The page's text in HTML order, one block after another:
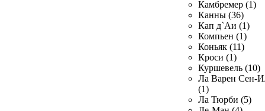
Камбремер (1)
Канны (36)
Кап д`Аи (1)
Компьен (1)
Коньяк (11)
Кроси (1)
Куршевель (10)
Ла Варен Сен-
(1)
Ла Тюрби (5)